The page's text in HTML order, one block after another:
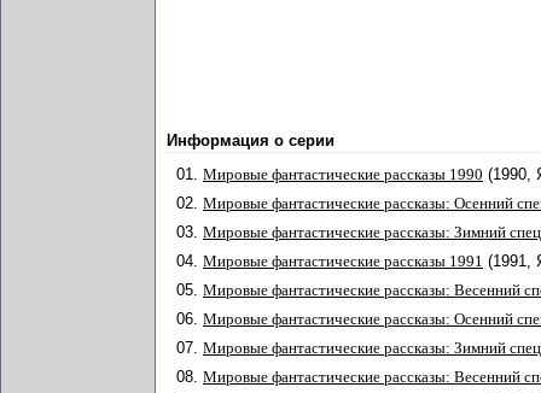
Информация о серии
01. Мировые фантастические рассказы 1990 (1990,
02. Мировые фантастические рассказы: Осенний
03. Мировые фантастические рассказы: Зимний
04. Мировые фантастические рассказы 1991 (1991,
05. Мировые фантастические рассказы: Весенний
06. Мировые фантастические рассказы: Осенний
07. Мировые фантастические рассказы: Зимний
08. Мировые фантастические рассказы: Весенний